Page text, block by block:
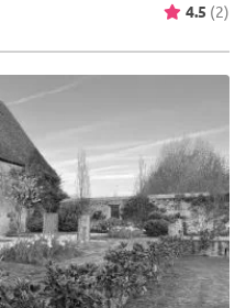
4.5 (2)